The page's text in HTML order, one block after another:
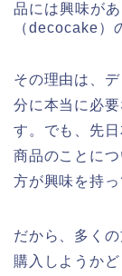
品には興味が
（decocake）
その理由は、
分に本当に必
す。でも、先
商品のことに
方が興味を持
だから、多く
購入しようか